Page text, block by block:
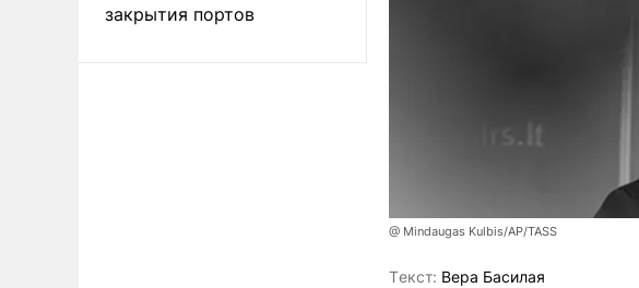
закрытия портов
@ Mindaugas Kulbis/AP/TASS
Tекст: Вера Басилая